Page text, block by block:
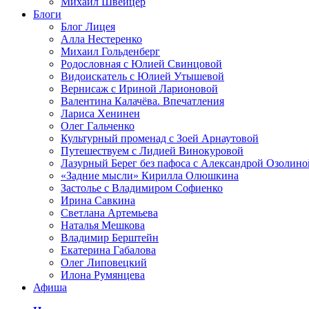
Блоги
Блог Лицея
Алла Нестеренко
Михаил Гольденберг
Родословная с Юлией Свинцовой
Видоискатель с Юлией Утышевой
Вернисаж с Ириной Ларионовой
Валентина Калачёва. Впечатления
Лариса Хенинен
Олег Гальченко
Культурный променад с Зоей Арнаутовой
Путешествуем с Лидией Винокуровой
Лазурный Берег без пафоса с Александрой
«Задние мысли» Кирилла Олюшкина
Застолье с Владимиром Софиенко
Ирина Савкина
Светлана Артемьева
Наталья Мешкова
Владимир Берштейн
Екатерина Габалова
Олег Липовецкий
Илона Румянцева
Афиша